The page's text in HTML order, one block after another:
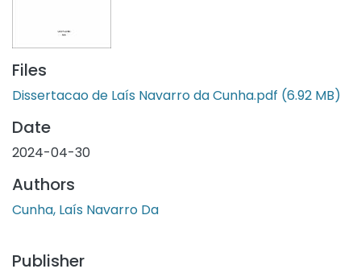
Files
Dissertacao de Laís Navarro da Cunha.pdf (6.92 MB)
Date
2024-04-30
Authors
Cunha, Laís Navarro Da
Publisher